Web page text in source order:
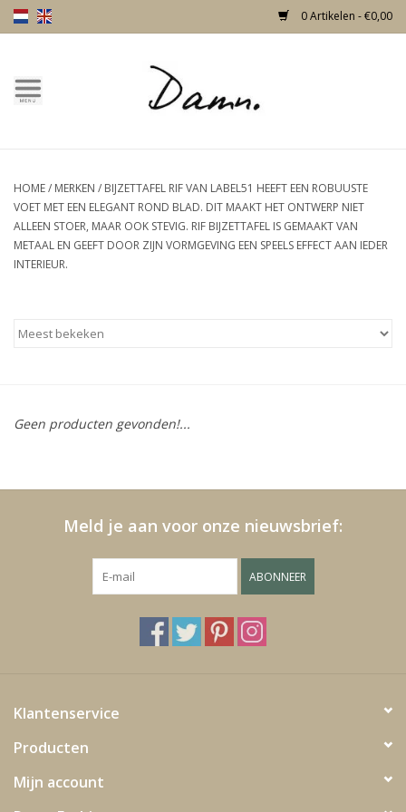
0 Artikelen - €0,00
Home
Nieuw!
Skulls
Meubels
Kleden
Tuinmeubels en deco
HOME/ MERKEN / BIJZETTAFEL RIF VAN LABEL51 HEEFT EEN ROBUUSTE
VOET MET EEN ELEGANT ROND BLAD. DIT MAAKT HET ONTWERP NIET
ALLEEN STOER, MAAR OOK STEVIG. RIF BIJZETTAFEL IS GEMAAKT VAN
METAAL EN GEEFT DOOR ZIJN VORMGEVING EEN SPEELS EFFECT AAN IEDER
INTERIEUR.
Geen producten gevonden!...
Meld je aan voor onze nieuwsbrief:
ABONNEER
Klantenservice
Producten
Mijn account